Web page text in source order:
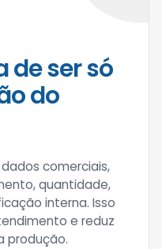
de ser só
do
comerciais,
quantidade,
interna. Isso
e reduz
produção.